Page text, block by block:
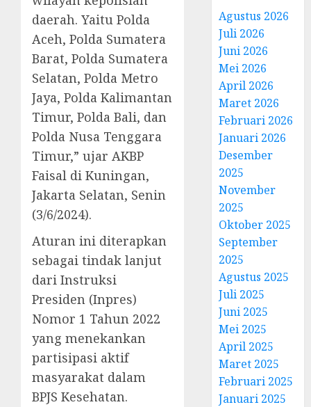
daerah. Yaitu Polda
Aceh, Polda Sumatera
Barat, Polda Sumatera
Selatan, Polda Metro
Jaya, Polda Kalimantan
Timur, Polda Bali, dan
Polda Nusa Tenggara
Timur,” ujar AKBP
Faisal di Kuningan,
Jakarta Selatan, Senin
(3/6/2024).
Aturan ini diterapkan
sebagai tindak lanjut
dari Instruksi
Presiden (Inpres)
Nomor 1 Tahun 2022
yang menekankan
partisipasi aktif
masyarakat dalam
BPJS Kesehatan.
Agustus 2026
Juli 2026
Juni 2026
Mei 2026
April 2026
Maret 2026
Februari 2026
Januari 2026
Desember
2025
November
2025
Oktober 2025
September
2025
Agustus 2025
Juli 2025
Juni 2025
Mei 2025
April 2025
Maret 2025
Februari 2025
Januari 2025